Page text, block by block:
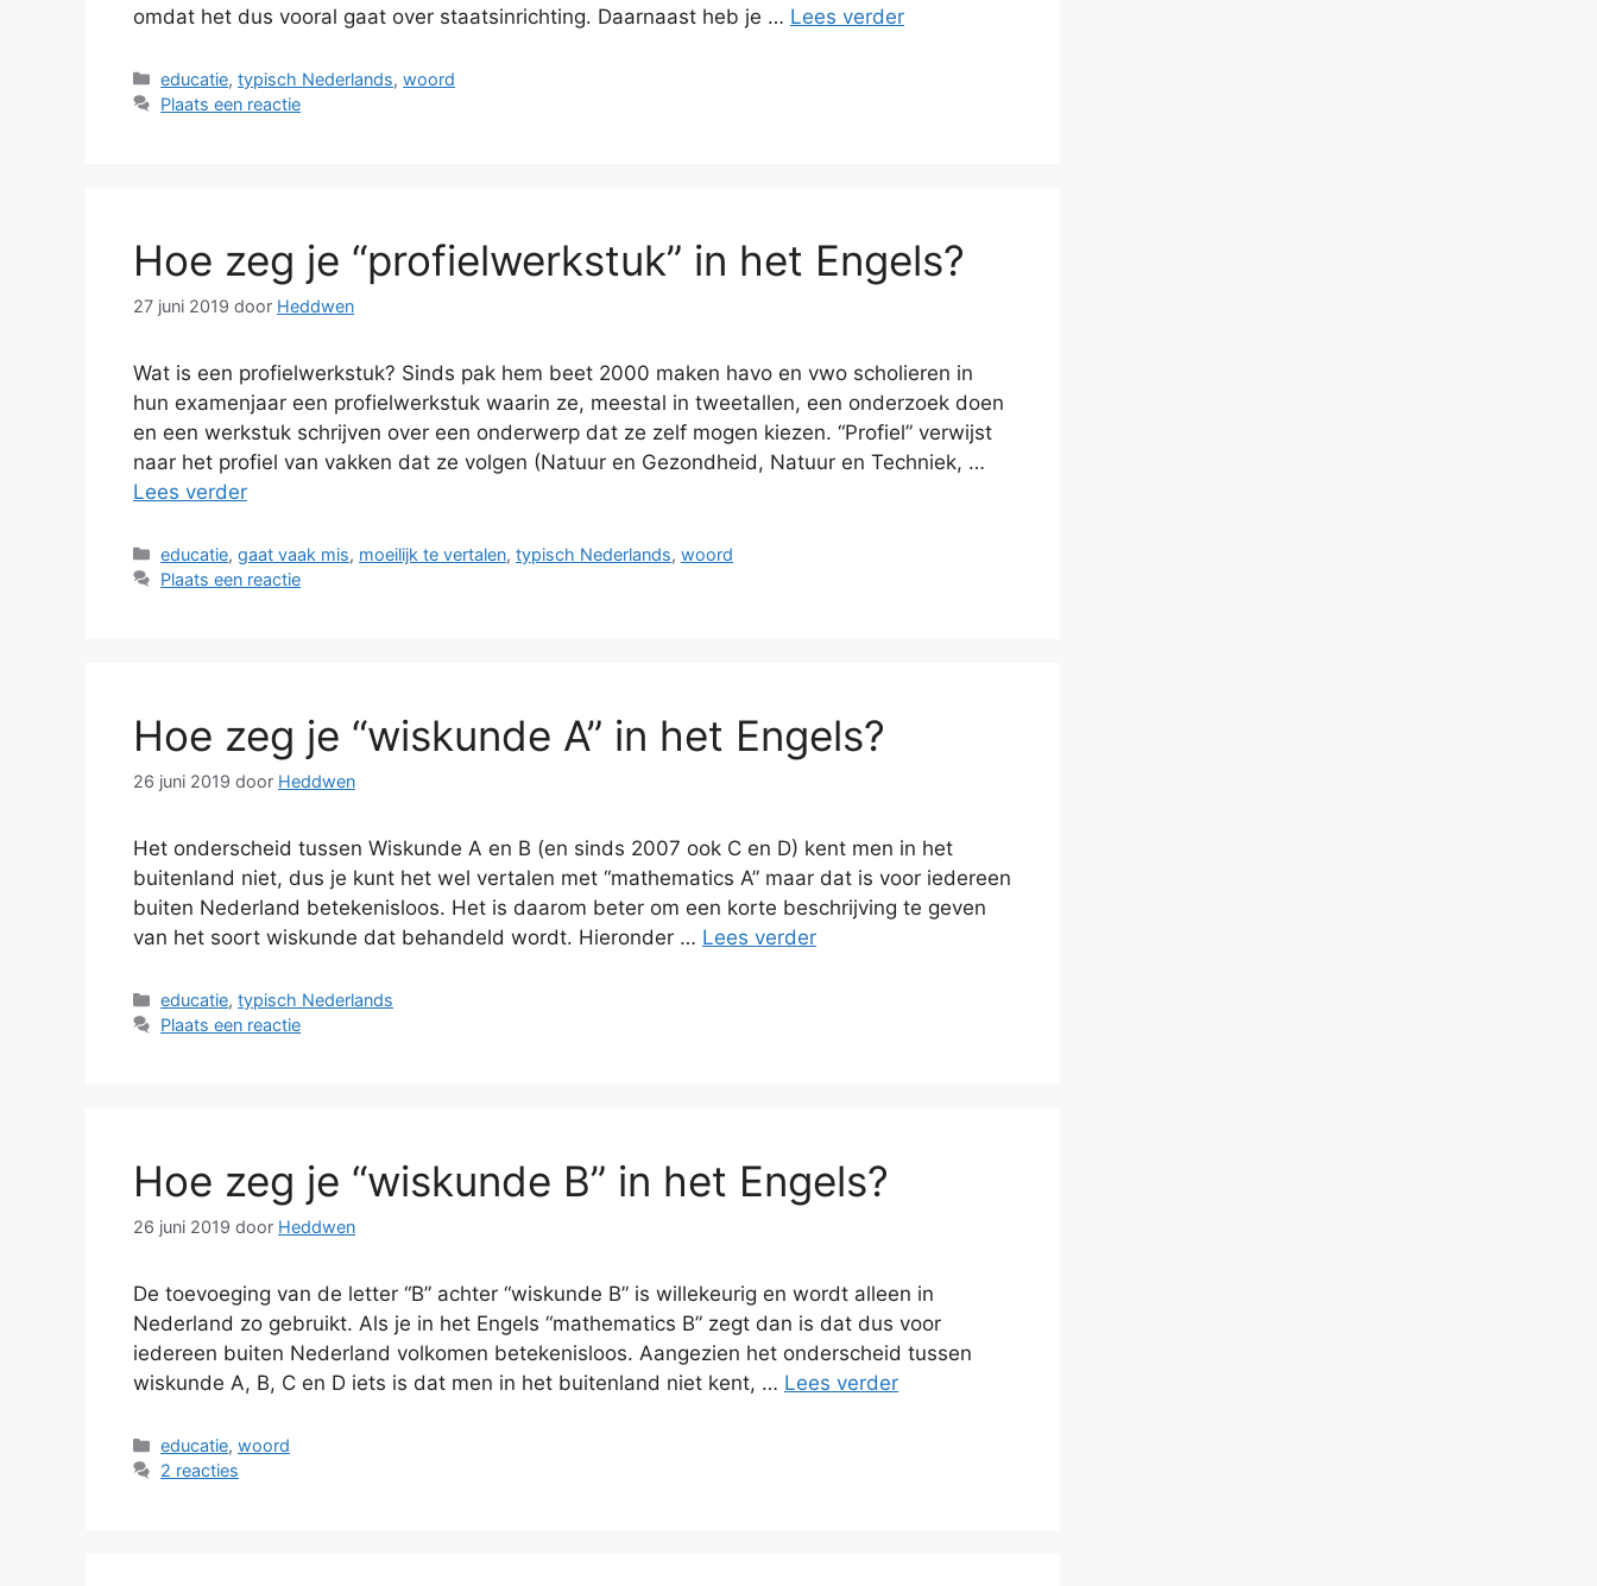
omdat het dus vooral gaat over staatsinrichting. Daarnaast heb je … Lees verder
Categorieën
educatie,typisch Nederlands,woord
Plaats een reactie
Hoe zeg je “profielwerkstuk” in het Engels?
27 juni 2019 door Heddwen
Wat is een profielwerkstuk? Sinds pak hem beet 2000 maken havo en vwo scholieren in
hun examenjaar een profielwerkstuk waarin ze, meestal in tweetallen, een onderzoek doen
en een werkstuk schrijven over een onderwerp dat ze zelf mogen kiezen. “Profiel” verwijst
naar het profiel van vakken dat ze volgen (Natuur en Gezondheid, Natuur en Techniek, …
Lees verder
Categorieën
educatie,gaat vaak mis, moeilijk te vertalen,typisch Nederlands,woord
Plaats een reactie
Hoe zeg je “wiskunde A” in het Engels?
26 juni 2019 door Heddwen
Het onderscheid tussen Wiskunde A en B (en sinds 2007 ook C en D) kent men in het
buitenland niet, dus je kunt het wel vertalen met “mathematics A” maar dat is voor iedereen
buiten Nederland betekenisloos. Het is daarom beter om een korte beschrijving te geven
van het soort wiskunde dat behandeld wordt. Hieronder … Lees verder
Categorieën
educatie,typisch Nederlands
Plaats een reactie
Hoe zeg je “wiskunde B” in het Engels?
26 juni 2019 door Heddwen
De toevoeging van de letter “B” achter “wiskunde B” is willekeurig en wordt alleen in
Nederland zo gebruikt. Als je in het Engels “mathematics B” zegt dan is dat dus voor
iedereen buiten Nederland volkomen betekenisloos. Aangezien het onderscheid tussen
wiskunde A, B, C en D iets is dat men in het buitenland niet kent, … Lees verder
Categorieën
educatie,woord
2 reacties